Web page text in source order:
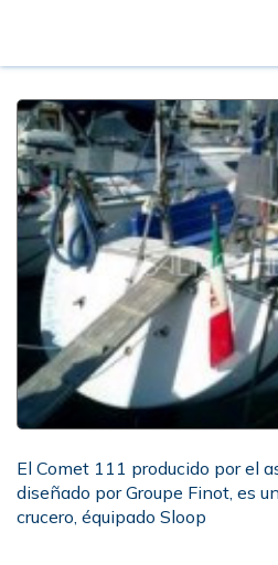
El Comet 111 producido por el
diseñado por Groupe Finot, es
crucero, équipado Sloop